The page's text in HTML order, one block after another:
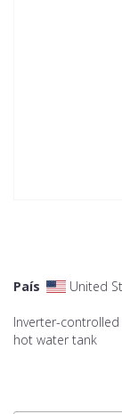
País United
Inverter-
hot water tank